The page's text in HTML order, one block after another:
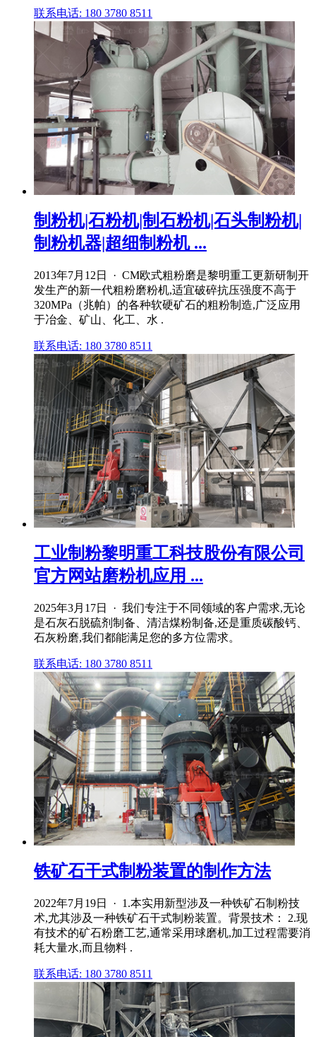
联系电话: 180 3780 8511
制粉机|石粉机|制石粉机|石头制粉机|
制粉机器|超细制粉机 ...
2013年7月12日 · CM欧式粗粉磨是黎明重工更新研制开
发生产的新一代粗粉磨粉机,适宜破碎抗压强度不高于
320MPa（兆帕）的各种软硬矿石的粗粉制造,广泛应用
于冶金、矿山、化工、水 .
联系电话: 180 3780 8511
工业制粉黎明重工科技股份有限公司
官方网站磨粉机应用 ...
2025年3月17日 · 我们专注于不同领域的客户需求,无论
是石灰石脱硫剂制备、清洁煤粉制备,还是重质碳酸钙、
石灰粉磨,我们都能满足您的多方位需求。
联系电话: 180 3780 8511
铁矿石干式制粉装置的制作方法
2022年7月19日 · 1.本实用新型涉及一种铁矿石制粉技
术,尤其涉及一种铁矿石干式制粉装置。背景技术： 2.现
有技术的矿石粉磨工艺,通常采用球磨机,加工过程需要消
耗大量水,而且物料 .
联系电话: 180 3780 8511